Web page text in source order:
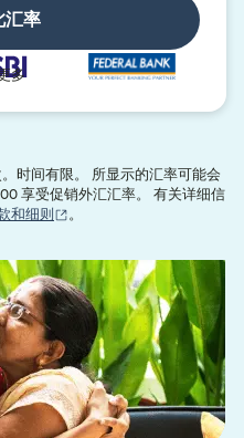
汇率
多
时间有限。 所显示的汇率可能会
享受促销外汇汇率。 有关详细信
和细则 。